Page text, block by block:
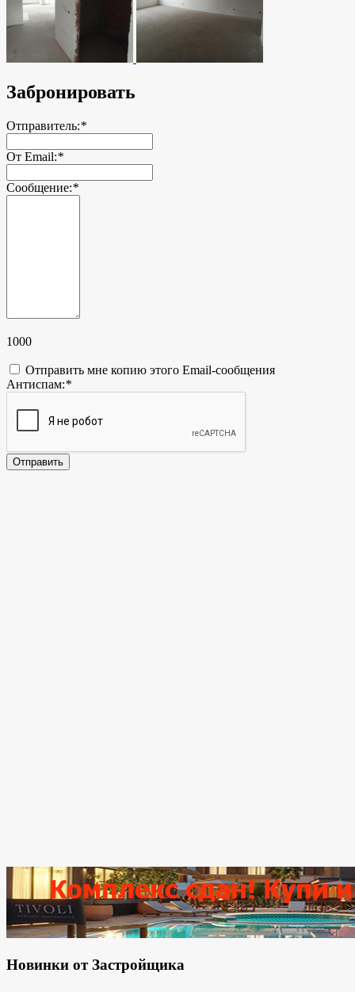
Забронировать
Отправитель:*
От Email:*
Сообщение:*
1000
Отправить мне копию этого Email-сообщения
Антиспам:*
Отправить
Новинки от Застройщика